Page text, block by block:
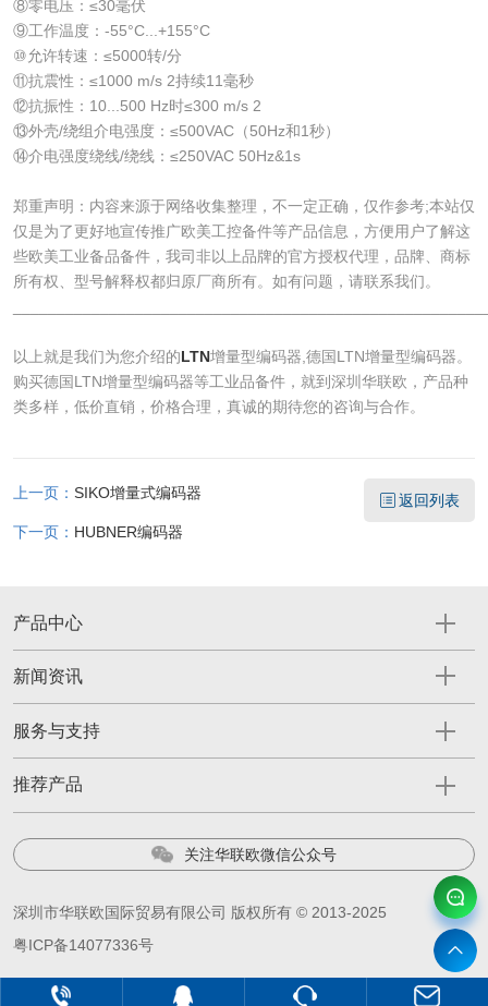
⑧零电压：≤30毫伏
⑨工作温度：-55°C...+155°C
⑩允许转速：≤5000转/分
⑪抗震性：≤1000 m/s 2持续11毫秒
⑫抗振性：10...500 Hz时≤300 m/s 2
⑬外壳/绕组介电强度：≤500VAC（50Hz和1秒）
⑭介电强度绕线/绕线：≤250VAC 50Hz&1s
郑重声明：内容来源于网络收集整理，不一定正确，仅作参考;本站仅
仅是为了更好地宣传推广欧美工控备件等产品信息，方便用户了解这
些欧美工业备品备件，我司非以上品牌的官方授权代理，品牌、商标
所有权、型号解释权都归原厂商所有。如有问题，请联系我们。
以上就是我们为您介绍的LTN增量型编码器,德国LTN增量型编码器。
购买德国LTN增量型编码器等工业品备件，就到深圳华联欧，产品种
类多样，低价直销，价格合理，真诚的期待您的咨询与合作。
上一页： SIKO增量式编码器
下一页： HUBNER编码器
返回列表
产品中心
新闻资讯
服务与支持
推荐产品
关注华联欧微信公众号
深圳市华联欧国际贸易有限公司 版权所有 © 2013-2025
粤ICP备14077336号